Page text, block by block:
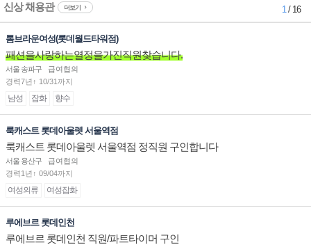
신상 채용관 더보기 1/ 16
톰브라운여성(롯데월드타워점)
패션을사랑하는열정을가진직원찾습니다.
서울 송파구
급여협의
경력7년↑ 10/31까지
남성 잡화 향수
룩캐스트 롯데아울렛 서울역점
룩캐스트 롯데아울렛 서울역점 정직원 구인합니다
서울 용산구
급여협의
경력1년↑ 09/04까지
여성의류 여성잡화
루에브르 롯데인천
루에브르 롯데인천 직원/파트타이머 구인